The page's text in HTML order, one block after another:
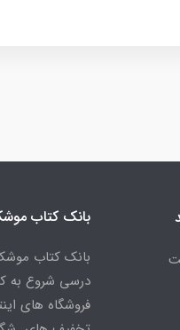
بانک کتاب
بانک کتاب
درسی شروع به
فروشگاه های